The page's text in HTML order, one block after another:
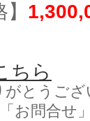
ちら
とうござ
お問合せ